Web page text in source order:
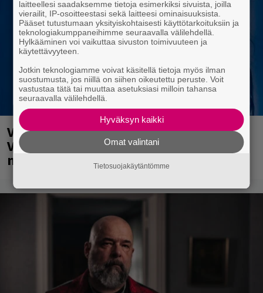
Valtava Yle 100 vuotta -tapahtuma
Veikkaus Arenalla syyskuussa – muista
myös metalliklassikot-konsertti
laitteellesi saadaksemme tietoja esimerkiksi sivuista, joilla
vierailit, IP-osoitteestasi sekä laitteesi ominaisuuksista.
Pääset tutustumaan yksityiskohtaisesti käyttötarkoituksiin ja
teknologiakumppaneihimme seuraavalla välilehdellä.
Hylkääminen voi vaikuttaa sivuston toimivuuteen ja
käytettävyyteen.
Jotkin teknologiamme voivat käsitellä tietoja myös ilman
suostumusta, jos niillä on siihen oikeutettu peruste. Voit
vastustaa tätä tai muuttaa asetuksiasi milloin tahansa
seuraavalla välilehdellä.
Hyväksyn kaikki
Omat valintani
Tietosuojakäytäntömme